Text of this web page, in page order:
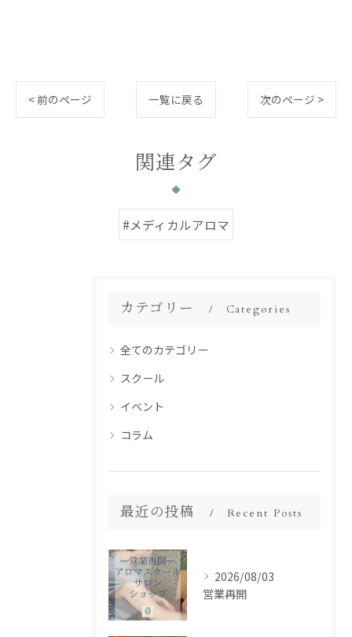
< 前のページ 一覧に戻る 次のページ >
関連タグ
#メディカルアロマ
カテゴリー Categories
全てのカテゴリー
スクール
イベント
コラム
最近の投稿 Recent Posts
2026/08/03
営業再開